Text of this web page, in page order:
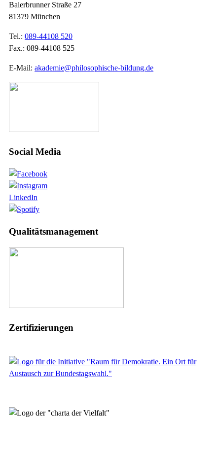
Baierbrunner Straße 27
81379 München
Tel.: 089-44108 520
Fax.: 089-44108 525
E-Mail: akademie@philosophische-bildung.de
Social Media
LinkedIn
Qualitätsmanagement
Zertifizierungen